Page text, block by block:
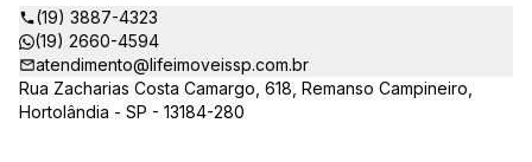
(19) 3887-4323
(19) 2660-4594
atendimento@lifeimoveissp.com.br
Rua Zacharias Costa Camargo, 618, Remanso Campineiro,
Hortolândia - SP - 13184-280